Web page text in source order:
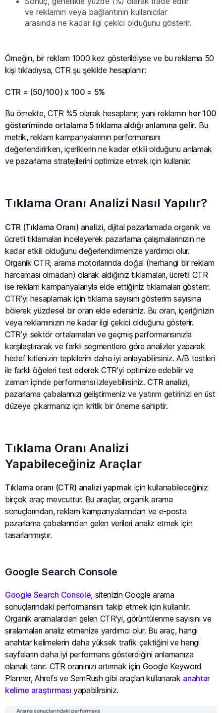
ve reklamın veya bağlantının kullanıcılar
arasında ne kadar ilgi çekici olduğunu gösterir.
Örneğin, bir reklam 1000 kez gösterildiyse ve bu reklama 50
kişi tıkladıysa, CTR şu şekilde hesaplanır:
CTR = (50/100) x 100 = 5%
Bu örnekte, CTR %5 olarak hesaplanır, yani reklamın her 100
gösteriminde ortalama 5 tıklama aldığı anlamına gelir. Bu
metrik, reklam kampanyalarının performansını
değerlendirirken, içeriklerin ne kadar etkili olduğunu anlamak
ve pazarlama stratejilerini optimize etmek için kullanılır.
Tıklama Oranı Analizi Nasıl Yapılır?
CTR (Tıklama Oranı) analizi, dijital pazarlamada organik ve
ücretli tıklamaları inceleyerek pazarlama çalışmalarınızın ne
kadar etkili olduğunu değerlendirmenize yardımcı olur.
Organik CTR, arama motorlarında doğal (herhangi bir reklam
harcaması olmadan) olarak aldığınız tıklamaları, ücretli CTR
ise reklam kampanyalarıyla elde ettiğiniz tıklamaları gösterir.
CTR’yi hesaplamak için tıklama sayısını gösterim sayısına
bölerek yüzdesel bir oran elde edersiniz. Bu oran, içeriğinizin
veya reklamınızın ne kadar ilgi çekici olduğunu gösterir.
CTR’yi sektör ortalamaları ve geçmiş performansınızla
karşılaştırarak ve farklı segmentlere göre analizler yaparak
hedef kitlenizin tepkilerini daha iyi anlayabilirsiniz. A/B testleri
ile farklı öğeleri test ederek CTR’yi optimize edebilir ve
zaman içinde performansı izleyebilirsiniz. CTR analizi,
pazarlama çabalarınızı geliştirmeniz ve yatırım getirinizi en üst
düzeye çıkarmanız için kritik bir öneme sahiptir.
Tıklama Oranı Analizi
Yapabileceğiniz Araçlar
Tıklama oranı (CTR) analizi yapmak için kullanabileceğiniz
birçok araç mevcuttur. Bu araçlar, organik arama
sonuçlarından, reklam kampanyalarından ve e-posta
pazarlama çabalarından gelen verileri analiz etmek için
tasarlanmıştır.
Google Search Console
Google Search Console, sitenizin Google arama
sonuçlarındaki performansını takip etmek için kullanılır.
Organik aramalardan gelen CTR’yi, görüntülenme sayısını ve
sıralamaları analiz etmenize yardımcı olur. Bu araç, hangi
anahtar kelimelerin daha yüksek trafik çektiğini ve hangi
sayfaların daha iyi performans gösterdiğini anlamanıza
olanak tanır. CTR oranınızı artırmak için Google Keyword
Planner, Ahrefs ve SemRush gibi araçları kullanarak anahtar
kelime araştırması yapabilirsiniz.